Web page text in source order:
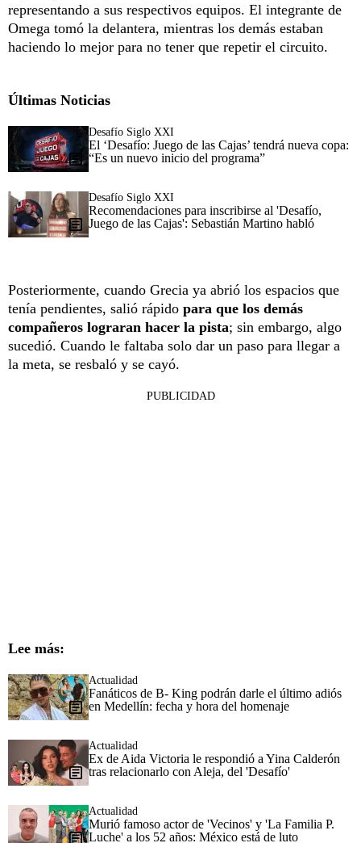
representando a sus respectivos equipos. El integrante de
Omega tomó la delantera, mientras los demás estaban
haciendo lo mejor para no tener que repetir el circuito.
Últimas Noticias
Desafío Siglo XXI
El ‘Desafío: Juego de las Cajas’ tendrá nueva copa:
“Es un nuevo inicio del programa”
Desafío Siglo XXI
Recomendaciones para inscribirse al 'Desafío,
Juego de las Cajas': Sebastián Martino habló
Posteriormente, cuando Grecia ya abrió los espacios que
tenía pendientes, salió rápido para que los demás
compañeros lograran hacer la pista; sin embargo, algo
sucedió. Cuando le faltaba solo dar un paso para llegar a
la meta, se resbaló y se cayó.
PUBLICIDAD
Lee más:
Actualidad
Fanáticos de B- King podrán darle el último adiós
en Medellín: fecha y hora del homenaje
Actualidad
Ex de Aida Victoria le respondió a Yina Calderón
tras relacionarlo con Aleja, del 'Desafío'
Actualidad
Murió famoso actor de 'Vecinos' y 'La Familia P.
Luche' a los 52 años: México está de luto